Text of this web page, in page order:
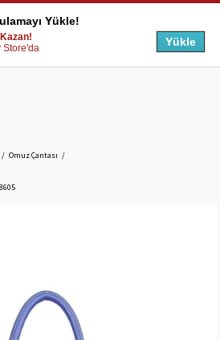
Omuz Çantası
Yükle!
Store'da
Yükle